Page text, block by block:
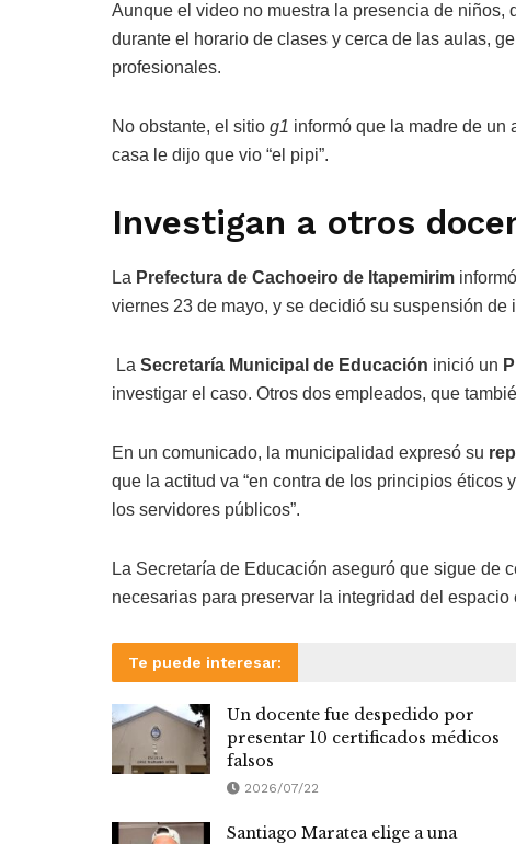
Aunque el video no muestra la presencia de
durante el horario de clases y cerca de las aulas,
profesionales.
No obstante, el sitio g1 informó que la madre de un
casa le dijo que vio “el pipi”.
Investigan a otros
La Prefectura de Cachoeiro de Itapemirim
viernes 23 de mayo, y se decidió su suspensión de
La Secretaría Municipal de Educación inició un
investigar el caso. Otros dos empleados, que
En un comunicado, la municipalidad expresó su
que la actitud va “en contra de los principios
los servidores públicos”.
La Secretaría de Educación aseguró que sigue de
necesarias para preservar la integridad del espacio
Te puede interesar:
Un docente fue despedido por
presentar 10 certificados médicos
falsos
2026/07/22
Santiago Maratea elige a una